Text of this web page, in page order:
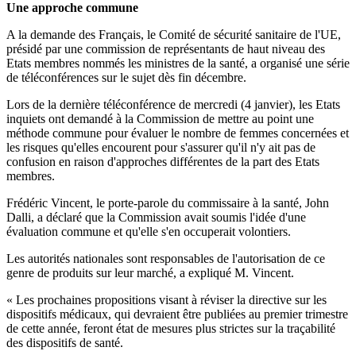
Une approche commune
A la demande des Français, le Comité de sécurité sanitaire de l'UE,
présidé par une commission de représentants de haut niveau des
Etats membres nommés les ministres de la santé, a organisé une série
de téléconférences sur le sujet dès fin décembre.
Lors de la dernière téléconférence de mercredi (4 janvier), les Etats
inquiets ont demandé à la Commission de mettre au point une
méthode commune pour évaluer le nombre de femmes concernées et
les risques qu'elles encourent pour s'assurer qu'il n'y ait pas de
confusion en raison d'approches différentes de la part des Etats
membres.
Frédéric Vincent, le porte-parole du commissaire à la santé, John
Dalli, a déclaré que la Commission avait soumis l'idée d'une
évaluation commune et qu'elle s'en occuperait volontiers.
Les autorités nationales sont responsables de l'autorisation de ce
genre de produits sur leur marché, a expliqué M. Vincent.
« Les prochaines propositions visant à réviser la directive sur les
dispositifs médicaux, qui devraient être publiées au premier trimestre
de cette année, feront état de mesures plus strictes sur la traçabilité
des dispositifs de santé.